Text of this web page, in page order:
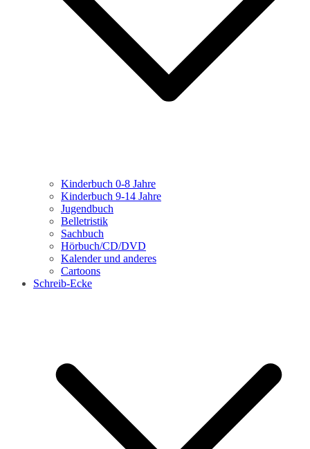
Kinderbuch 0-8 Jahre
Kinderbuch 9-14 Jahre
Jugendbuch
Belletristik
Sachbuch
Hörbuch/CD/DVD
Kalender und anderes
Cartoons
Schreib-Ecke